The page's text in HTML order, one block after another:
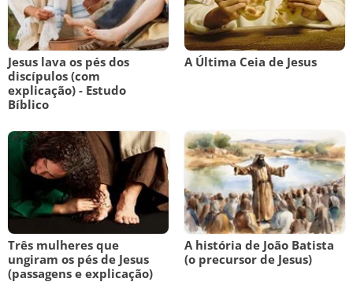
Jesus lava os pés dos
discípulos (com
explicação) - Estudo
Bíblico
A Última Ceia de Jesus
Três mulheres que
ungiram os pés de Jesus
(passagens e explicação)
A história de João Batista
(o precursor de Jesus)